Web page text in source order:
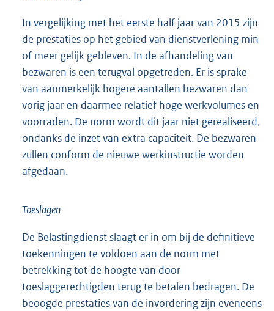
In vergelijking met het eerste half jaar van 2015 zijn
de prestaties op het gebied van dienstverlening min
of meer gelijk gebleven. In de afhandeling van
bezwaren is een terugval opgetreden. Er is sprake
van aanmerkelijk hogere aantallen bezwaren dan
vorig jaar en daarmee relatief hoge werkvolumes en
voorraden. De norm wordt dit jaar niet gerealiseerd,
ondanks de inzet van extra capaciteit. De bezwaren
zullen conform de nieuwe werkinstructie worden
afgedaan.
Toeslagen
De Belastingdienst slaagt er in om bij de definitieve
toekenningen te voldoen aan de norm met
betrekking tot de hoogte van door
toeslaggerechtigden terug te betalen bedragen. De
beoogde prestaties van de invordering zijn eveneens